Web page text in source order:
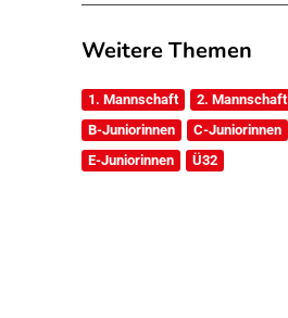
Weitere Themen
1. Mannschaft
2. Mannschaft
B-Juniorinnen
C-Juniorinnen
E-Juniorinnen
Ü32